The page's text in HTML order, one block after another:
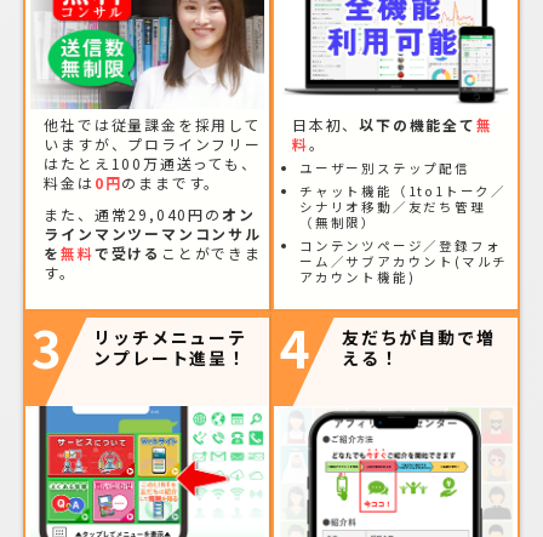
他社では従量課金を採用して
いますが、プロラインフリー
はたとえ100万通送っても、
料金は 0円のままです。
また、通常29,040円のオン
ラインマンツーマンコンサル
を無料で受ける ことができま
す。
日本初、以下の機能全て無
料。
ユーザー別ステップ配信
チャット機能（1to1トーク／
シナリオ移動／友だち管理
（無制限）
コンテンツページ／登録フォ
ーム／サブアカウント(マルチ
アカウント機能)
3
リッチメニューテ
ンプレート進呈！
4
友だちが自動で増
える！